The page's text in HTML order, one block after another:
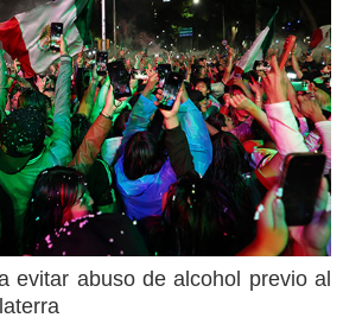
evitar abuso de alcohol previo al